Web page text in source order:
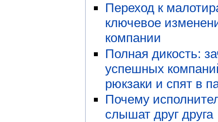
Переход к
ключевое
компании
Полная дикость:
успешных
рюкзаки и спят в
Почему
слышат друг друга